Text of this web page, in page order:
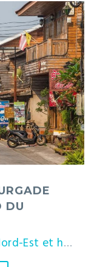
DU
et héritage khmer